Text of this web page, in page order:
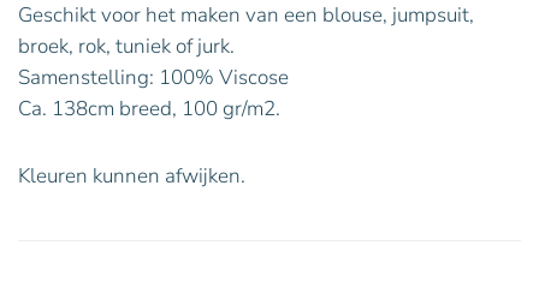
Geschikt voor het maken van een blouse, jumpsuit,
broek, rok, tuniek of jurk.
Samenstelling: 100% Viscose
Ca. 138cm breed, 100 gr/m2.
Kleuren kunnen afwijken.